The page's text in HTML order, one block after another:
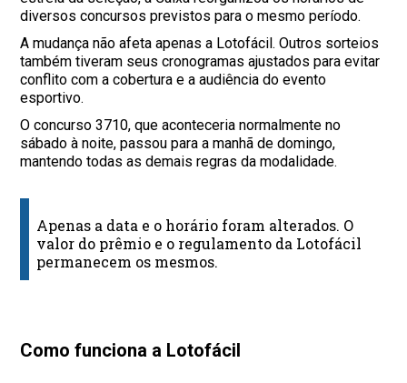
diversos concursos previstos para o mesmo período.
A mudança não afeta apenas a Lotofácil. Outros sorteios
também tiveram seus cronogramas ajustados para evitar
conflito com a cobertura e a audiência do evento
esportivo.
O concurso 3710, que aconteceria normalmente no
sábado à noite, passou para a manhã de domingo,
mantendo todas as demais regras da modalidade.
Apenas a data e o horário foram alterados. O
valor do prêmio e o regulamento da Lotofácil
permanecem os mesmos.
Como funciona a Lotofácil